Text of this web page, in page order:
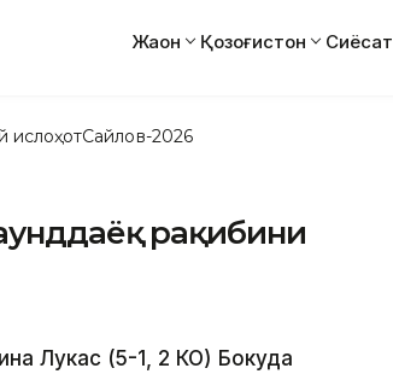
Жаҳон Қозоғистон Сиёсат
ислоҳотСайлов-2026
рақибини
Лукас (5-1, 2 КО) Бокуда